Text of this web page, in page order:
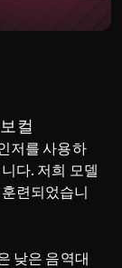
컬
저를 사용하
다. 저희 모델
련되었습니
낮은 음역대